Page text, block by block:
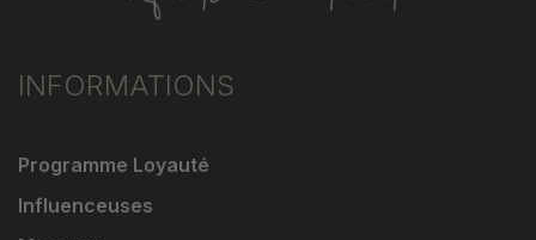
INFORMATIONS
Programme Loyauté
Influenceuses